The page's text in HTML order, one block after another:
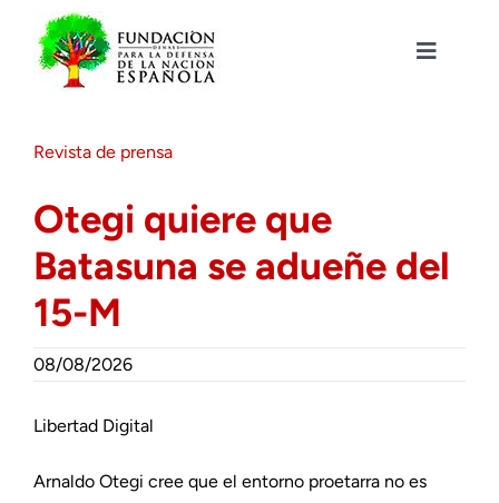
contenido
Toggle
Actualidad
Actividades
Revista de prensa
Otegi quiere que
Batasuna se adueñe del
15-M
08/08/2026
Libertad Digital
Arnaldo Otegi cree que el entorno proetarra no es